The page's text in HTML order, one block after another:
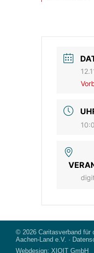
© 2026 Caritasverband für
Aachen-Land e.V. ·
Webdesign: XIQIT GmbH